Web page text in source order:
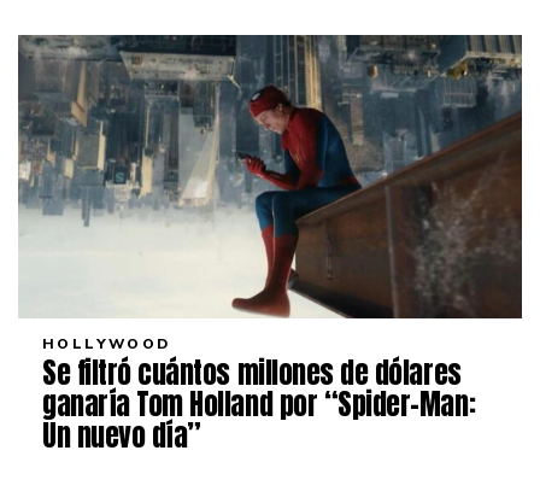
HOLLYWOOD
Se filtró cuántos millones de dólares
ganaría Tom Holland por “Spider-Man:
Un nuevo día”